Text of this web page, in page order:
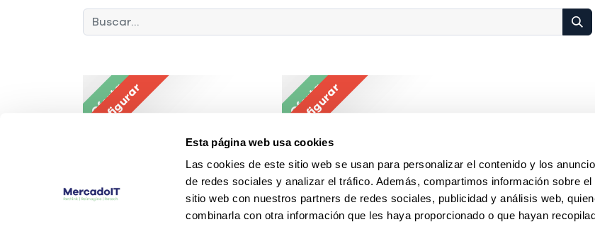
Esta página web usa cookies
Las cookies de este sitio web se usan para personalizar el contenido y los
de redes sociales y analizar el tráfico. Además, compartimos información sobre el
sitio web con nuestros partners de redes sociales, publicidad y análisis web,
combinarla con otra información que les haya proporcionado o que hayan
Oferta
Configurar Oferta
Configurar